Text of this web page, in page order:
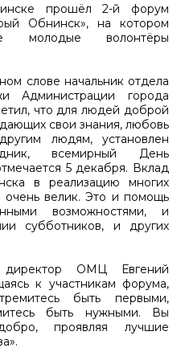
прошёл 2-й форум
Обнинск», на котором
молодые волонтёры
слове начальник отдела
Администрации города
что для людей доброй
свои знания, любовь
людям, установлен
всемирный День
5 декабря. Вклад
в реализацию многих
очень велик. Это и помощь
возможностями, и
субботников, и других
ОМЦ Евгений
к участникам форума,
быть первыми,
быть нужными. Вы
проявляя лучшие